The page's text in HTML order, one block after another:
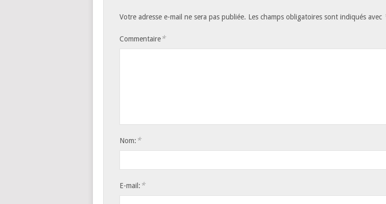
Votre adresse e-mail ne sera pas publiée. Les champs obligatoires sont indiqués avec
Commentaire*
Nom: *
E-mail: *